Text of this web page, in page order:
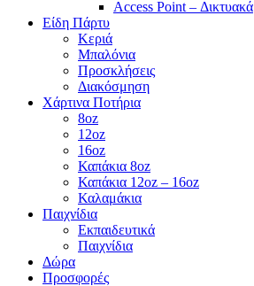
Access Point – Δικτυακά
Είδη Πάρτυ
Κεριά
Μπαλόνια
Προσκλήσεις
Διακόσμηση
Χάρτινα Ποτήρια
8oz
12oz
16oz
Καπάκια 8oz
Καπάκια 12oz – 16oz
Καλαμάκια
Παιχνίδια
Εκπαιδευτικά
Παιχνίδια
Δώρα
Προσφορές